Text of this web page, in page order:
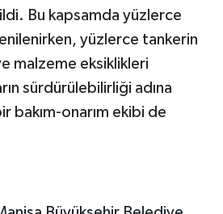
Bu kapsamda yüzlerce
yüzlerce tankerin
malzeme eksiklikleri
sürdürülebilirliği adına
bakım-onarım ekibi de